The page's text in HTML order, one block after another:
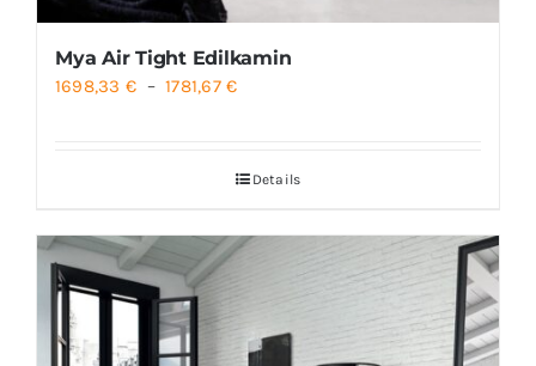
Mya Air Tight Edilkamin
1698,33 € – 1781,67€Plage
1698,33 €
1781,67 €
Details